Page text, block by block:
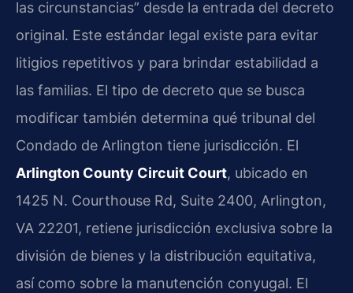
las circunstancias” desde la entrada del decreto
original. Este estándar legal existe para evitar
litigios repetitivos y para brindar estabilidad a
las familias. El tipo de decreto que se busca
modificar también determina qué tribunal del
Condado de Arlington tiene jurisdicción. El
Arlington County Circuit Court, ubicado en
1425 N. Courthouse Rd, Suite 2400, Arlington,
VA 22201, retiene jurisdicción exclusiva sobre la
división de bienes y la distribución equitativa,
así como sobre la manutención conyugal. El